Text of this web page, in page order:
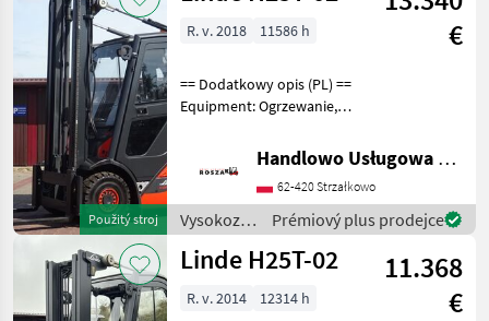
Linde
Použitý stroj
€
R. v. 2018 11586 h
== Dodatkowy opis (PL) ==
Equipment: Ogrzewanie,
Additional info: Stan:
Bardzo dobry, Możliwość
stožiara: Štanda
Handlowo Usługowa Alanex Alan Roszak
62-420 Strzałkowo
Vysokozdvižné
vozíky a
skladová
Linde
Prémiový plus prodejce
Linde H25T-02
11.368
€
R. v. 2014 12314 h